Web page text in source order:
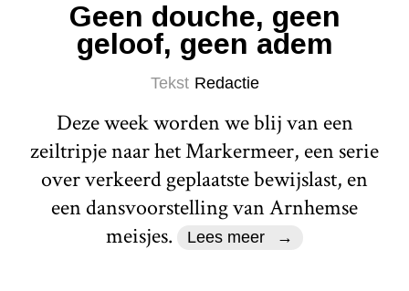
Geen douche, geen
geloof, geen adem
Tekst Redactie
Deze week worden we blij van een
zeiltripje naar het Markermeer, een serie
over verkeerd geplaatste bewijslast, en
een dansvoorstelling van Arnhemse
meisjes.
Lees meer